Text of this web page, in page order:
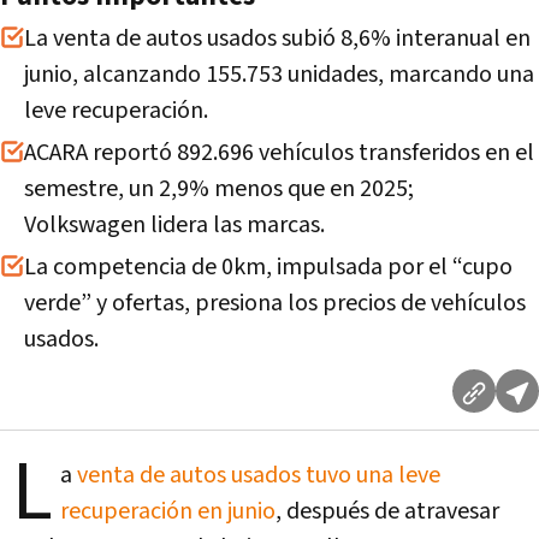
La venta de autos usados subió 8,6% interanual en
junio, alcanzando 155.753 unidades, marcando una
leve recuperación.
ACARA reportó 892.696 vehículos transferidos en el
semestre, un 2,9% menos que en 2025;
Volkswagen lidera las marcas.
La competencia de 0km, impulsada por el “cupo
verde” y ofertas, presiona los precios de vehículos
usados.
L aventa de autos usados tuvo una leve
recuperación en junio, después de atravesar